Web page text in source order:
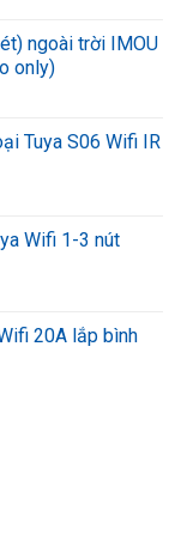
ngoài trời IMOU
only)
Tuya S06 Wifi IR
Wifi 1-3 nút
20A lắp bình